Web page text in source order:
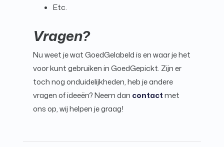
Etc.
Vragen?
Nu weet je wat GoedGelabeld is en waar je het
voor kunt gebruiken in GoedGepickt. Zijn er
toch nog onduidelijkheden, heb je andere
vragen of ideeën? Neem dan contactmet
ons op, wij helpen je graag!